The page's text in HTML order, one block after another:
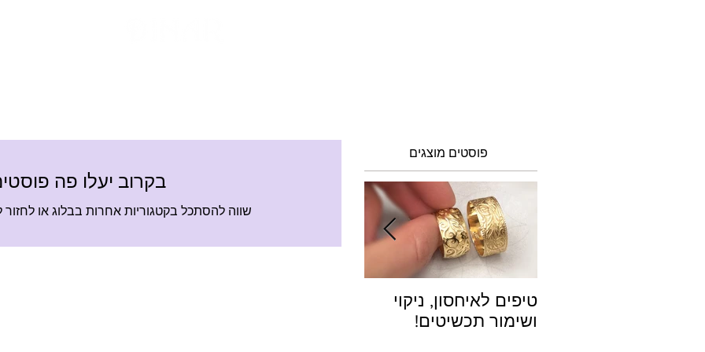
בקרוב יעלו פה
שווה להסתכל בקטגוריות אחרות בבלוג או
פוסטים מוצגים
טיפים לאיחסון, ניקוי
ושימור תכשיטים!